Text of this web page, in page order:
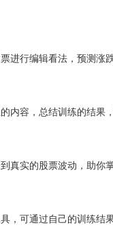
行编辑看法，预测涨跌
容，总结训练的结果，
实的股票波动，助你掌
可通过自己的训练结果